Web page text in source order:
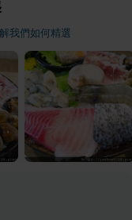
解我們如何精選